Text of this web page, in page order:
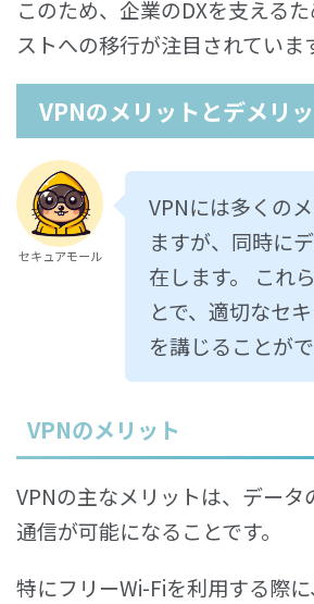
このため、企業のDXを支える
ストへの移行が注目されていま
VPNのメリットとデメリ
セキュアモール
VPNには多くの
ますが、同時に
在します。 これ
とで、適切なセ
を講じることがで
VPNのメリット
VPNの主なメリットは、データ
通信が可能になることです。
特にフリーWi-Fiを利用する際